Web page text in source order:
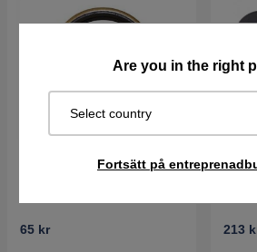
Are you in the right
Select country
Fortsätt på
65 kr 213